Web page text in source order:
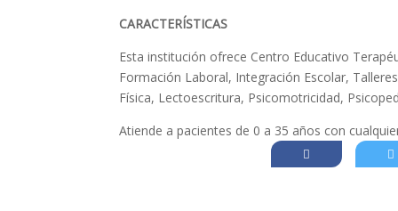
CARACTERÍSTICAS
Esta institución ofrece Centro Educativo
Formación Laboral, Integración Escolar,
Física, Lectoescritura, Psicomotricidad,
Atiende a pacientes de 0 a 35 años con